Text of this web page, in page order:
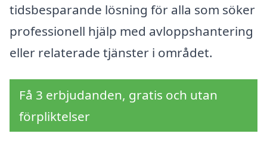
tidsbesparande lösning för alla som söker
professionell hjälp med avloppshantering
eller relaterade tjänster i området.
Få 3 erbjudanden, gratis och utan
förpliktelser